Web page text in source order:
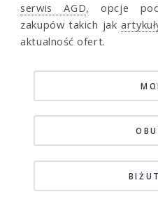
serwis AGD, opcje
zakupów takich jak
aktualność ofert.